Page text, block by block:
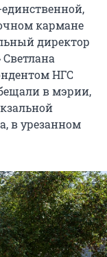
кармане
директор
НГС
в мэрии,
в урезанном